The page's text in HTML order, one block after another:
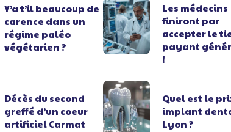
Y’a t’il beaucoup de
carence dans un
régime paléo
végétarien ?
Les médecins
finiront par
accepter le
payant
!
Décès du second
greffé d’un coeur
artificiel Carmat
Quel est le
implant
Lyon ?